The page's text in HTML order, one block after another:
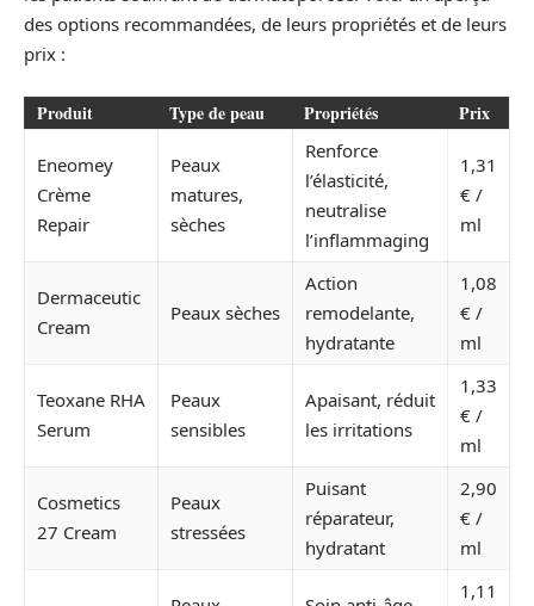
des options recommandées, de leurs propriétés et de leurs
prix :
Produit Type de peau Propriétés Prix
Eneomey
Crème
Repair
Peaux
matures,
sèches
Renforce
l’élasticité,
neutralise
l’inflammaging
1,31
€ /
ml
Dermaceutic
Cream
Peaux sèches
Action
remodelante,
hydratante
1,08
€ /
ml
Teoxane RHA
Serum
Peaux
sensibles
Apaisant, réduit
les irritations
1,33
€ /
ml
Cosmetics
27 Cream
Peaux
stressées
Puisant
réparateur,
hydratant
2,90
€ /
ml
1,11